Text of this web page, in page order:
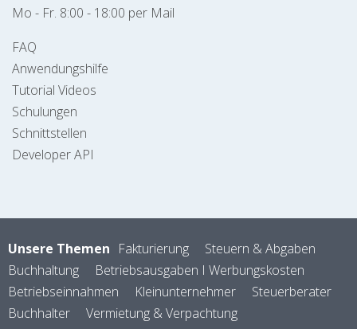
Mo - Fr. 8:00 - 18:00 per Mail
FAQ
Anwendungshilfe
Tutorial Videos
Schulungen
Schnittstellen
Developer API
Unsere Themen Fakturierung
Steuern & Abgaben
Buchhaltung
Betriebsausgaben I Werbungskosten
Betriebseinnahmen
Kleinunternehmer
Steuerberater
Buchhalter
Vermietung & Verpachtung